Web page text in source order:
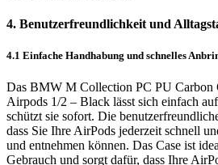
4. Benutzerfreundlichkeit und
4.1 Einfache Handhabung und schnelles
Das BMW M Collection PC PU Carbon
Airpods 1/2 – Black lässt sich einfach
schützt sie sofort. Die
dass Sie Ihre AirPods jederzeit schnell
und entnehmen können. Das Case ist
Gebrauch und sorgt dafür, dass Ihre